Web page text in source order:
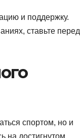
и поддержку.
ставьте перед
спортом, но и
на достигнутом,